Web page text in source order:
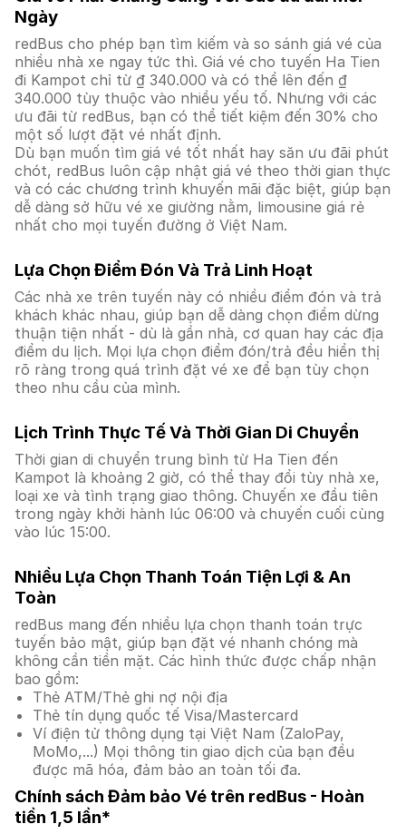
Ngày
redBus cho phép bạn tìm kiếm và so sánh giá vé của
nhiều nhà xe ngay tức thì. Giá vé cho tuyến Ha Tien
đi Kampot chỉ từ ₫ 340.000 và có thể lên đến ₫
340.000 tùy thuộc vào nhiều yếu tố. Nhưng với các
ưu đãi từ redBus, bạn có thể tiết kiệm đến 30% cho
một số lượt đặt vé nhất định.
Dù bạn muốn tìm giá vé tốt nhất hay săn ưu đãi phút
chót, redBus luôn cập nhật giá vé theo thời gian thực
và có các chương trình khuyến mãi đặc biệt, giúp bạn
dễ dàng sở hữu vé xe giường nằm, limousine giá rẻ
nhất cho mọi tuyến đường ở Việt Nam.
Lựa Chọn Điểm Đón Và Trả Linh Hoạt
Các nhà xe trên tuyến này có nhiều điểm đón và trả
khách khác nhau, giúp bạn dễ dàng chọn điểm dừng
thuận tiện nhất - dù là gần nhà, cơ quan hay các địa
điểm du lịch. Mọi lựa chọn điểm đón/trả đều hiển thị
rõ ràng trong quá trình đặt vé xe để bạn tùy chọn
theo nhu cầu của mình.
Lịch Trình Thực Tế Và Thời Gian Di Chuyển
Thời gian di chuyển trung bình từ Ha Tien đến
Kampot là khoảng 2 giờ, có thể thay đổi tùy nhà xe,
loại xe và tình trạng giao thông. Chuyến xe đầu tiên
trong ngày khởi hành lúc 06:00 và chuyến cuối cùng
vào lúc 15:00.
Nhiều Lựa Chọn Thanh Toán Tiện Lợi & An
Toàn
redBus mang đến nhiều lựa chọn thanh toán trực
tuyến bảo mật, giúp bạn đặt vé nhanh chóng mà
không cần tiền mặt. Các hình thức được chấp nhận
bao gồm:
Thẻ ATM/Thẻ ghi nợ nội địa
Thẻ tín dụng quốc tế Visa/Mastercard
Ví điện tử thông dụng tại Việt Nam (ZaloPay,
MoMo,...) Mọi thông tin giao dịch của bạn đều
được mã hóa, đảm bảo an toàn tối đa.
Chính sách Đảm bảo Vé trên redBus - Hoàn
tiền 1,5 lần*